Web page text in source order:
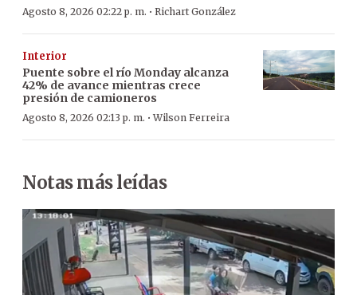
Agosto 8, 2026 02:22 p. m. · Richart González
Interior
Puente sobre el río Monday alcanza
42% de avance mientras crece
presión de camioneros
Agosto 8, 2026 02:13 p. m. ·Wilson Ferreira
Notas más leídas